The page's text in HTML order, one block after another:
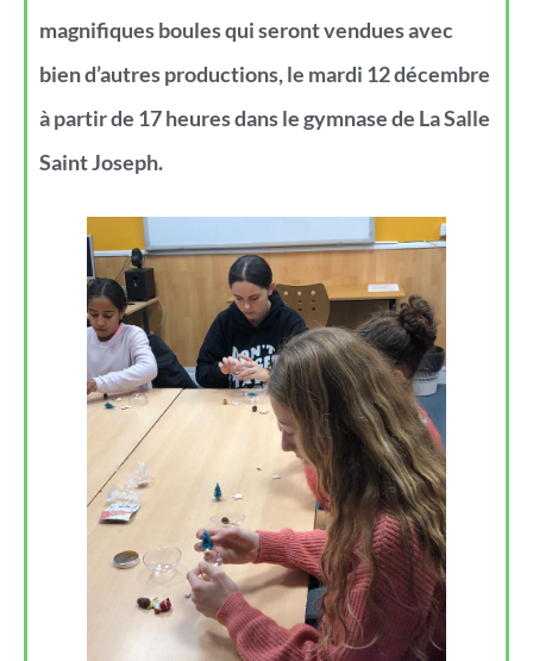
magnifiques boules qui seront vendues avec
bien d’autres productions, le mardi 12 décembre
à partir de 17 heures dans le gymnasede La Salle
Saint Joseph.